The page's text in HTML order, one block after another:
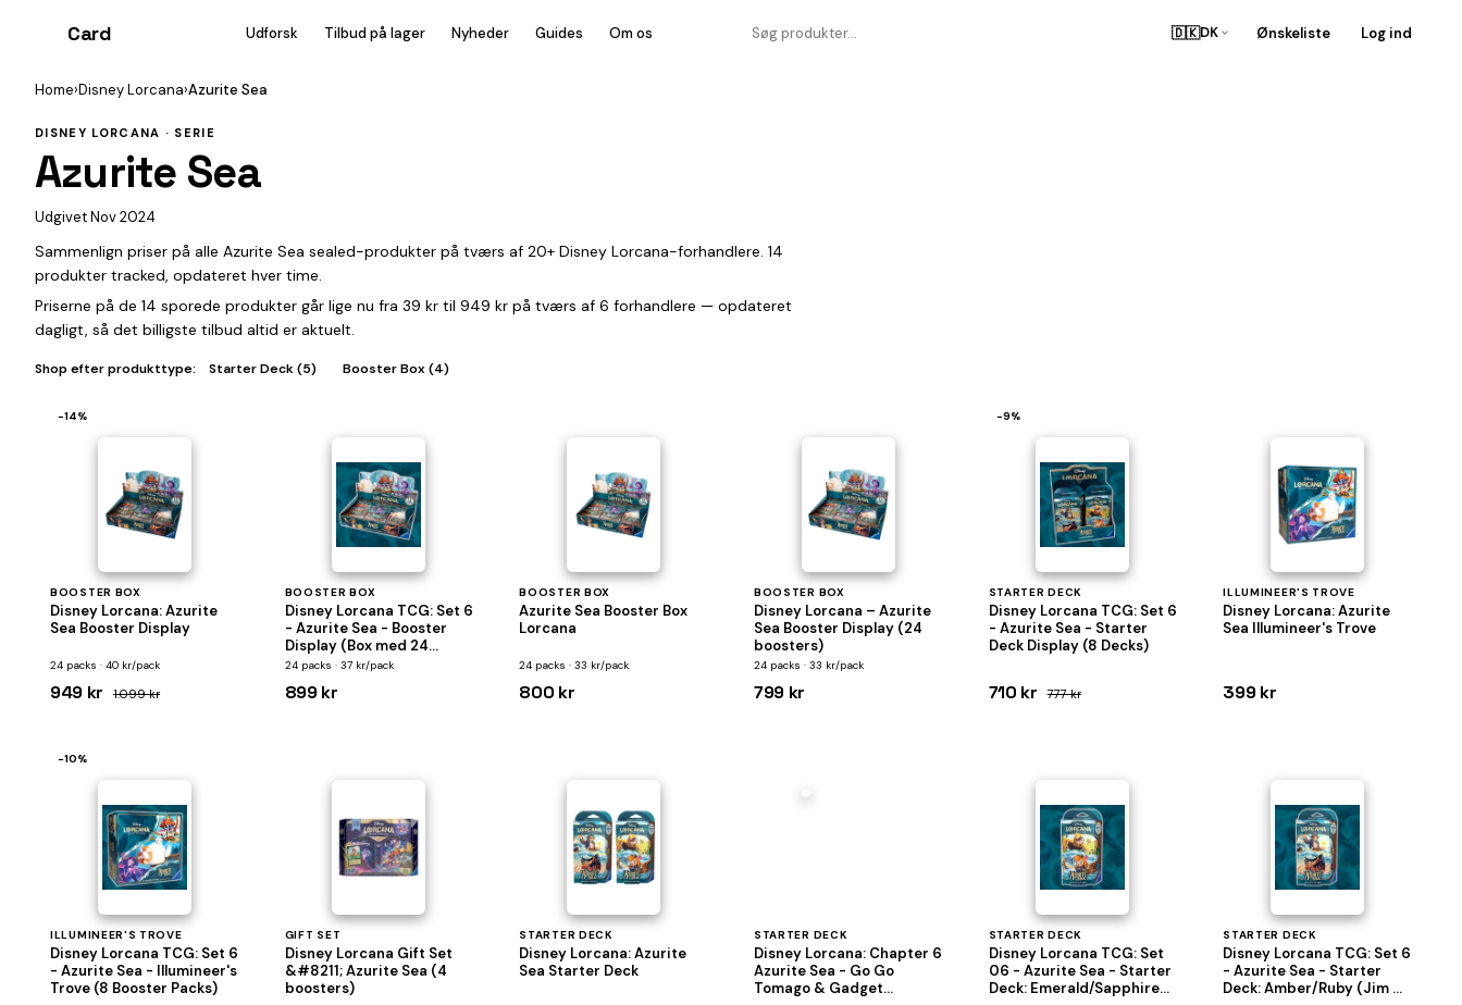
Card Udforsk Tilbud på lager Nyheder Guides Om os 🇩🇰DK Ønskeliste Log ind
Home›Disney Lorcana›Azurite Sea
DISNEY LORCANA · SERIE
Azurite Sea
Udgivet Nov 2024
Sammenlign priser på alle Azurite Sea sealed-produkter på tværs af 20+ Disney Lorcana-forhandlere. 14
produkter tracked, opdateret hver time.
Priserne på de 14 sporede produkter går lige nu fra 39 kr til 949 kr på tværs af 6 forhandlere — opdateret
dagligt, så det billigste tilbud altid er aktuelt.
Shop efter produkttype: Starter Deck (5) Booster Box (4)
−14%
BOOSTER BOX
Disney Lorcana: Azurite
Sea Booster Display
24 packs · 40 kr/pack
949 kr 1.099 kr
BOOSTER BOX
Disney Lorcana TCG: Set 6
- Azurite Sea - Booster
Display (Box med 24
Pakker)
24 packs · 37 kr/pack
899 kr
BOOSTER BOX
Azurite Sea Booster Box
Lorcana
24 packs · 33 kr/pack
800 kr
BOOSTER BOX
Disney Lorcana – Azurite
Sea Booster Display (24
boosters)
24 packs · 33 kr/pack
799 kr
−9%
STARTER DECK
Disney Lorcana TCG: Set 6
- Azurite Sea - Starter
Deck Display (8 Decks)
710 kr 777 kr
ILLUMINEER'S TROVE
Disney Lorcana: Azurite
Sea Illumineer's Trove
399 kr
−10%
ILLUMINEER'S TROVE
Disney Lorcana TCG: Set 6
- Azurite Sea - Illumineer's
Trove (8 Booster Packs)
GIFT SET
Disney Lorcana Gift Set
&#8211; Azurite Sea (4
boosters)
STARTER DECK
Disney Lorcana: Azurite
Sea Starter Deck
STARTER DECK
Disney Lorcana: Chapter 6
Azurite Sea - Go Go
Tomago & Gadget
STARTER DECK
Disney Lorcana TCG: Set
06 - Azurite Sea - Starter
Deck: Emerald/Sapphire
STARTER DECK
Disney Lorcana TCG: Set 6
- Azurite Sea - Starter
Deck: Amber/Ruby (Jim &